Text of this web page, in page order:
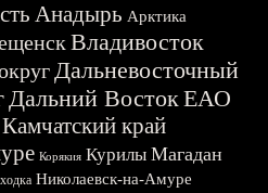
Анадырь Арктика
Владивосток
Дальневосточный
Дальний ВостокЕАО
Камчатский край
Корякия Курилы Магадан
Николаевск-на-Амуре